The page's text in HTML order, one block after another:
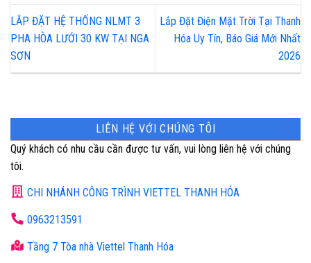
LẮP ĐẶT HỆ THỐNG NLMT 3
PHA HÒA LƯỚI 30 KW TẠI NGA
SƠN
Lắp Đặt Điện Mặt Trời Tại Thanh
Hóa Uy Tín, Báo Giá Mới Nhất
2026
LIÊN HỆ VỚI CHÚNG TÔI
Quý khách có nhu cầu cần được tư vấn, vui lòng liên hệ với chúng
tôi.
CHI NHÁNH CÔNG TRÌNH VIETTEL THANH HÓA
0963213591
Tầng 7 Tòa nhà Viettel Thanh Hóa